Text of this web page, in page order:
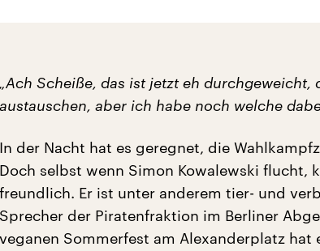
„Ach Scheiße, das ist jetzt eh durchgeweicht,
austauschen, aber ich habe noch welche
In der Nacht hat es geregnet, die
Doch selbst wenn Simon Kowalewski flucht,
freundlich. Er ist unter anderem tier- und
Sprecher der Piratenfraktion im Berliner
veganen Sommerfest am Alexanderplatz hat